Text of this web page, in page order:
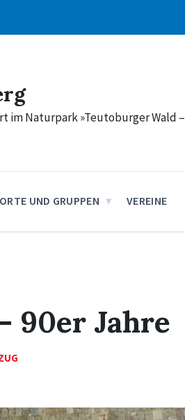
im Naturpark »Teutoburger Wald
ORTE UND GRUPPEN VEREINE
90er Jahre